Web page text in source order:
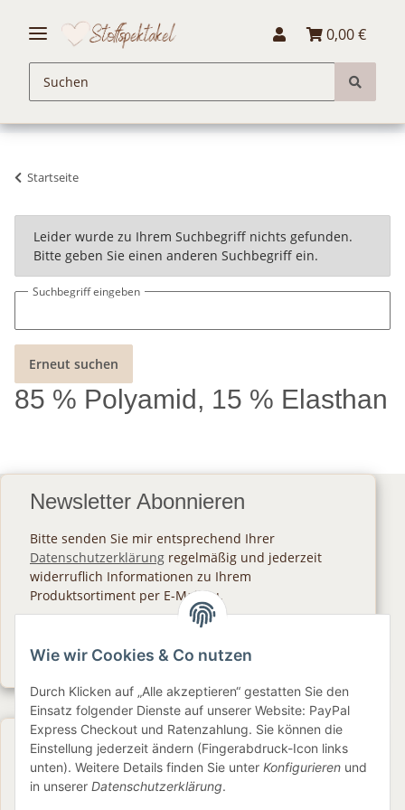
0,00 €
Startseite
xLeider wurde zu Ihrem Suchbegriff nichts gefunden.
Bitte geben Sie einen anderen Suchbegriff ein.
Suchbegriff eingeben
Erneut suchen
85 % Polyamid, 15 % Elasthan
Newsletter Abonnieren
Bitte senden Sie mir entsprechend Ihrer
Datenschutzerklärung regelmäßig und jederzeit
widerruflich Informationen zu Ihrem
Produktsortiment per E-Mail zu.
Newsletter Abonnieren
Gesetzliche Informationen
Informationen
Wie wir Cookies & Co nutzen
Durch Klicken auf „Alle akzeptieren“ gestatten Sie den
Einsatz folgender Dienste auf unserer Website: PayPal
Express Checkout und Ratenzahlung. Sie können die
Einstellung jederzeit ändern (Fingerabdruck-Icon links
unten). Weitere Details finden Sie unter Konfigurieren und
in unserer Datenschutzerklärung.